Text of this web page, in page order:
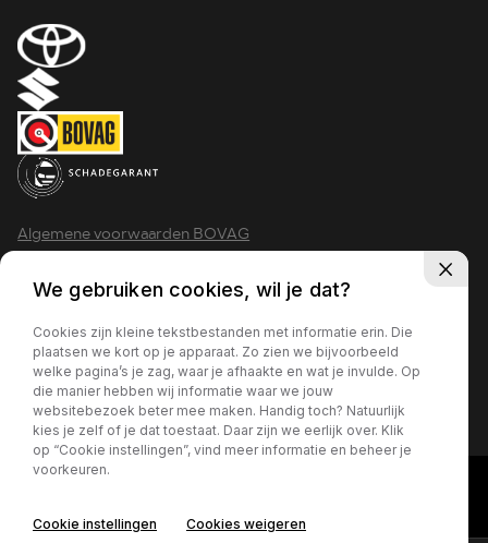
Algemene voorwaarden BOVAG
2026 - Krimpen aan den IJssel
We gebruiken cookies, wil je dat?
Cookies zijn kleine tekstbestanden met informatie erin. Die
plaatsen we kort op je apparaat. Zo zien we bijvoorbeeld
welke pagina’s je zag, waar je afhaakte en wat je invulde. Op
die manier hebben wij informatie waar we jouw
websitebezoek beter mee maken. Handig toch? Natuurlijk
kies je zelf of je dat toestaat. Daar zijn we eerlijk over. Klik
op “Cookie instellingen”, vind meer informatie en beheer je
voorkeuren.
Cookie instellingen Cookies weigeren